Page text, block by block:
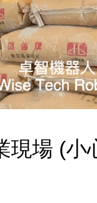
現場 (小